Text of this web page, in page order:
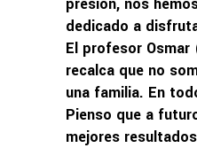
dedicado a
El profesor
recalca que no
una familia. En
Pienso que a
mejores resultados